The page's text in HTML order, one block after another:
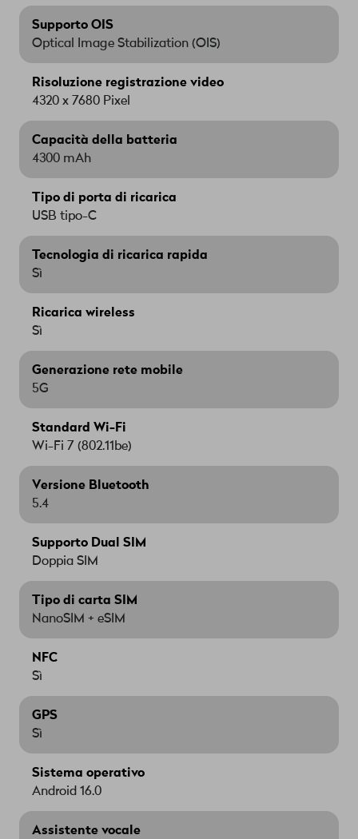
Supporto OIS
Optical Image Stabilization (OIS)
Risoluzione registrazione video
4320 x 7680 Pixel
Capacità della batteria
4300 mAh
Tipo di porta di ricarica
USB tipo-C
Tecnologia di ricarica rapida
Sì
Ricarica wireless
Sì
Generazione rete mobile
5G
Standard Wi-Fi
Wi-Fi 7 (802.11be)
Versione Bluetooth
5.4
Supporto Dual SIM
Doppia SIM
Tipo di carta SIM
NanoSIM + eSIM
NFC
Sì
GPS
Sì
Sistema operativo
Android 16.0
Assistente vocale